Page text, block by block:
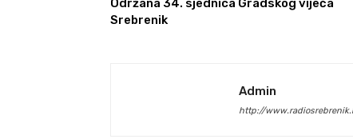
Održana 34. sjednica Gradskog vijeća
Srebrenik
Admin
http://